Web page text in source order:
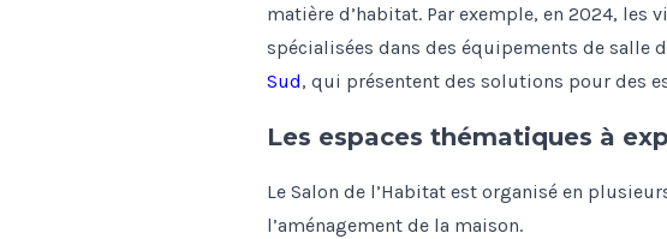
matière d’habitat. Par exemple, en 2024,
spécialisées dans des équipements de salle
Sud, qui présentent des solutions pour des
Les espaces thématiques à
Le Salon de l’Habitat est organisé en
l’aménagement de la maison.